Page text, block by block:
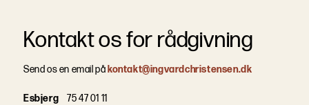
Kontakt os for rådgivning
Send os en email på kontakt@ingvardchristensen.dk
Esbjerg
75 47 01 11